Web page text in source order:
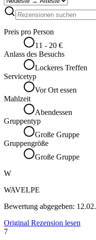
Preis pro Person
11 - 20 €
Anlass des Besuchs
Lockeres Treffen
Servicetyp
Vor Ort essen
Mahlzeit
Abendessen
Gruppentyp
Große Gruppe
Gruppengröße
Große Gruppe
W
WAVELPE
Bewertung abgegeben:
Original Rezension lesen
7